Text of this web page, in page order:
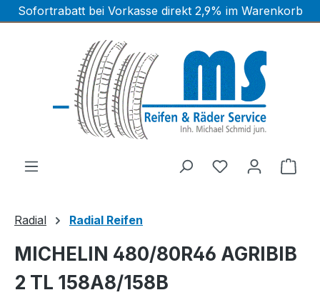
Zum Hauptinhalt springen
Sofortrabatt bei Vorkasse direkt 2,9% im Warenkorb
Radial Radial Reifen
MICHELIN 480/80R46 AGRIBIB
2 TL 158A8/158B